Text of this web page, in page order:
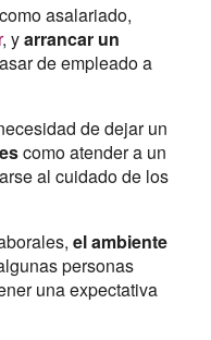
asalariado,
, yarrancar un
de empleado a
de dejar un
como atender a un
al cuidado de los
el ambiente
personas
una expectativa